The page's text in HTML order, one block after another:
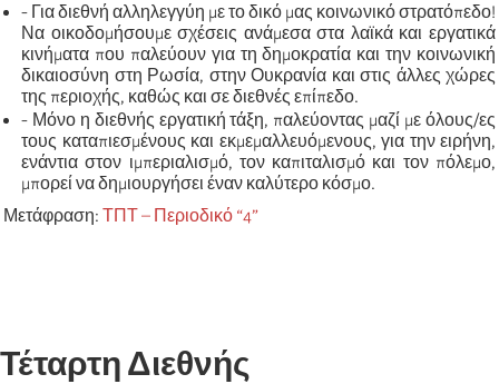
- Για διεθνή αλληλεγγύη με το δικό μας κοινωνικό στρατόπεδο!
Να οικοδομήσουμε σχέσεις ανάμεσα στα λαϊκά και εργατικά
κινήματα που παλεύουν για τη δημοκρατία και την κοινωνική
δικαιοσύνη στη Ρωσία, στην Ουκρανία και στις άλλες χώρες
της περιοχής, καθώς και σε διεθνές επίπεδο.
- Μόνο η διεθνής εργατική τάξη, παλεύοντας μαζί με όλους/ες
τους καταπιεσμένους και εκμεμαλλευόμενους, για την ειρήνη,
ενάντια στον ιμπεριαλισμό, τον καπιταλισμό και τον πόλεμο,
μπορεί να δημιουργήσει έναν καλύτερο κόσμο.
Μετάφραση: ΤΠΤ – Περιοδικό “4”
Τέταρτη Διεθνής